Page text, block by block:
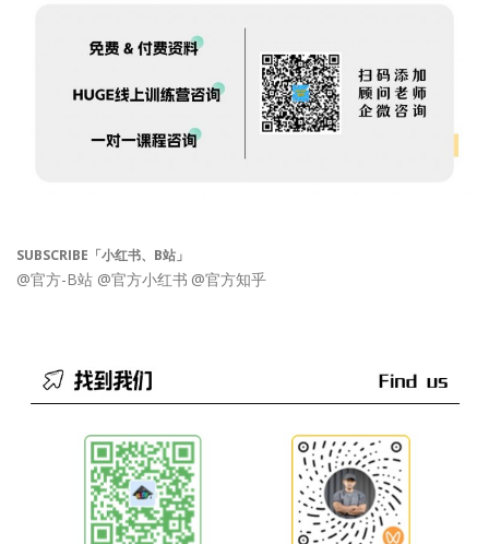
SUBSCRIBE「小红书、B站」
@官方-B站 @官方小红书 @官方知乎